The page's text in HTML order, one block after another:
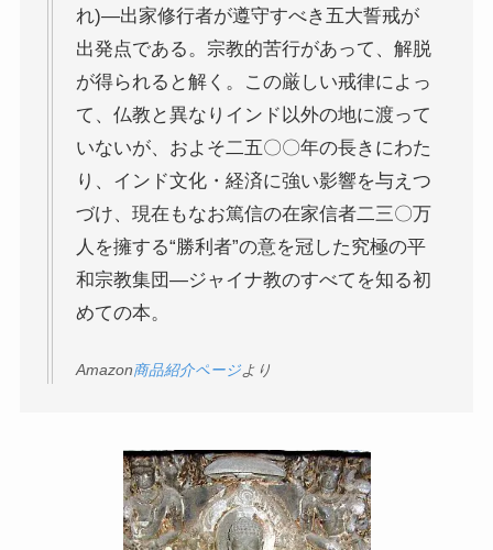
親鸞とドストエフスキー・世界文学
親鸞とドストエフスキー
連載「『カラマーゾフの兄弟』を読む」
上巻
連載「『レ・ミゼラブル』を読む」
ドストエフスキー作品
ドストエフスキー伝記
れ)―出家修行者が遵守すべき五大誓戒が
出発点である。宗教的苦行があって、解脱
が得られると解く。この厳しい戒律によっ
て、仏教と異なりインド以外の地に渡って
いないが、およそ二五〇〇年の長きにわた
り、インド文化・経済に強い影響を与えつ
づけ、現在もなお篤信の在家信者二三〇万
人を擁する“勝利者”の意を冠した究極の平
和宗教集団―ジャイナ教のすべてを知る初
めての本。
Amazon商品紹介ページより